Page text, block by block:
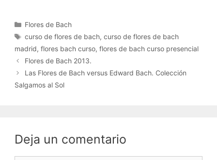
Categorías
Flores de Bach
Etiquetas
curso de flores de bach,curso de flores de bach
madrid, flores bach curso, flores de bach curso presencial
Flores de Bach 2013.
Las Flores de Bach versus Edward Bach. Colección
Salgamos al Sol
Deja un comentario